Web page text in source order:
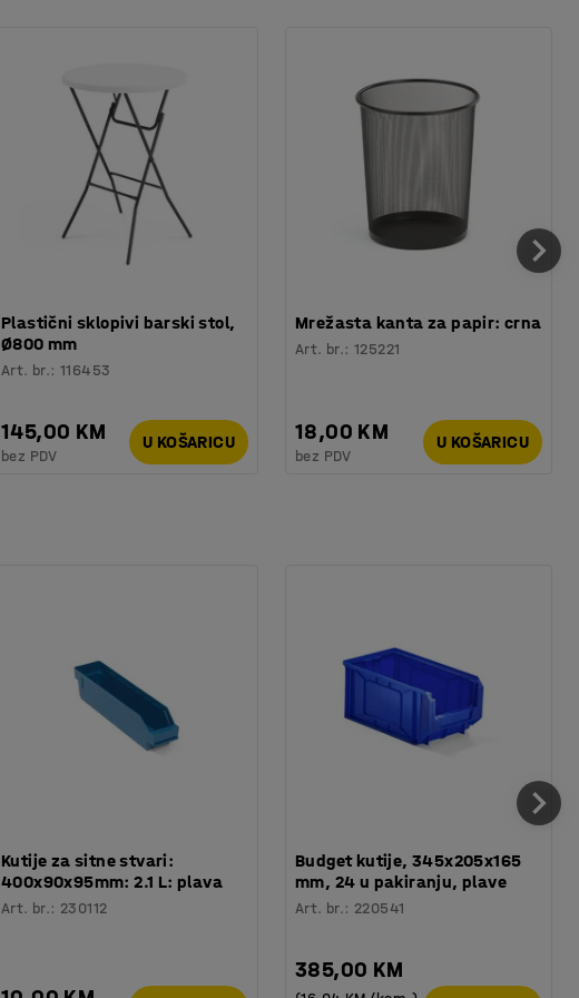
Plastični sklopivi barski stol,
Ø800 mm
Art. br.:116453
145,00 KM
bez PDV
U KOŠARICU
Mrežasta kanta za papir: crna
Art. br.:125221
18,00 KM
bez PDV
U KOŠARICU
Kutije za sitne stvari:
400x90x95mm: 2.1 L: plava
Art. br.: 230112
Budget kutije, 345x205x165
mm, 24 u pakiranju, plave
Art. br.: 220541
385,00 KM